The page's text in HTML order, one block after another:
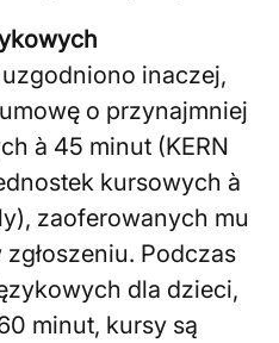
inaczej,
o przynajmniej
à 45 minut (KERN
kursowych à
zaoferowanych mu
Podczas
dla dzieci,
minut, kursy są